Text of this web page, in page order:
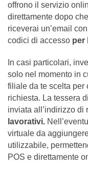
offrono il servizio
direttamente dopo
riceverai un’email
codici di accesso per
In casi particolari,
solo nel momento in
filiale da te scelta per
richiesta. La tessera
inviata all’indirizzo di
lavorativi.
virtuale da
utilizzabile,
POS e direttamente